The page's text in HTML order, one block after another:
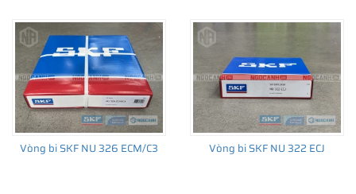
Vòng bi SKF NU 326 ECM/C3 Vòng bi SKF NU 322 ECJ